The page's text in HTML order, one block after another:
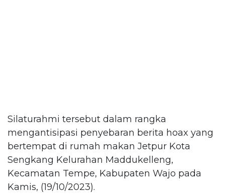
Silaturahmi tersebut dalam rangka
mengantisipasi penyebaran berita hoax yang
bertempat di rumah makan Jetpur Kota
Sengkang Kelurahan Maddukelleng,
Kecamatan Tempe, Kabupaten Wajo pada
Kamis, (19/10/2023).